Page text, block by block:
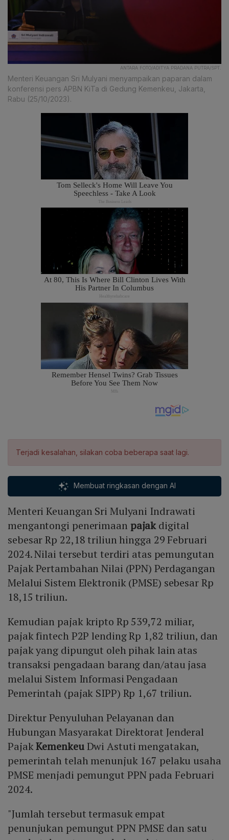
ANTARA FOTO/ADITYA PRADANA PUTRA/SPT.
Menteri Keuangan Sri Mulyani menyampaikan paparan dalam
konferensi pers APBN KiTa di Gedung Kemenkeu, Jakarta,
Rabu (25/10/2023).
Terjadi kesalahan, silakan coba beberapa saat lagi.
Membuat ringkasan dengan AI
Menteri Keuangan Sri Mulyani Indrawati
mengantongi penerimaan pajakdigital
sebesar Rp 22,18 triliun hingga 29 Februari
2024. Nilai tersebut terdiri atas pemungutan
Pajak Pertambahan Nilai (PPN) Perdagangan
Melalui Sistem Elektronik (PMSE) sebesar Rp
18,15 triliun.
Kemudian pajak kripto Rp 539,72 miliar,
pajak fintech P2P lending Rp 1,82 triliun, dan
pajak yang dipungut oleh pihak lain atas
transaksi pengadaan barang dan/atau jasa
melalui Sistem Informasi Pengadaan
Pemerintah (pajak SIPP) Rp 1,67 triliun.
Direktur Penyuluhan Pelayanan dan
Hubungan Masyarakat Direktorat Jenderal
PajakKemenkeuDwi Astuti mengatakan,
pemerintah telah menunjuk 167 pelaku usaha
PMSE menjadi pemungut PPN pada Februari
2024.
"Jumlah tersebut termasuk empat
penunjukan pemungut PPN PMSE dan satu